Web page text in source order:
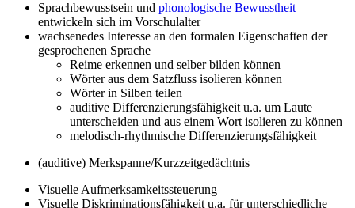
Sprachbewusstsein und phonologische Bewusstheit
entwickeln sich im Vorschulalter
wachsenedes Interesse an den formalen Eigenschaften der
gesprochenen Sprache
Reime erkennen und selber bilden können
Wörter aus dem Satzfluss isolieren können
Wörter in Silben teilen
auditive Differenzierungsfähigkeit u.a. um Laute
unterscheiden und aus einem Wort isolieren zu können
melodisch-rhythmische Differenzierungsfähigkeit
(auditive) Merkspanne/Kurzzeitgedächtnis
Visuelle Aufmerksamkeitssteuerung
Visuelle Diskriminationsfähigkeit u.a. für unterschiedliche